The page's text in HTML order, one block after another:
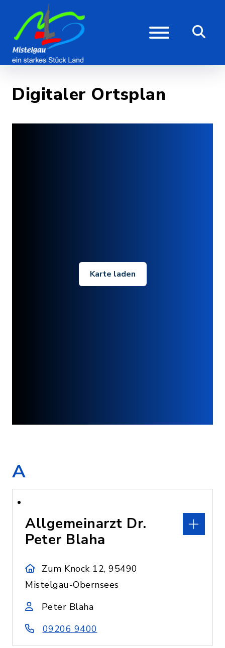
Digitaler Ortsplan
Karte laden
A
Allgemeinarzt Dr.
Peter Blaha
Zum Knock 12, 95490
Mistelgau-Obernsees
Peter Blaha
09206 9400